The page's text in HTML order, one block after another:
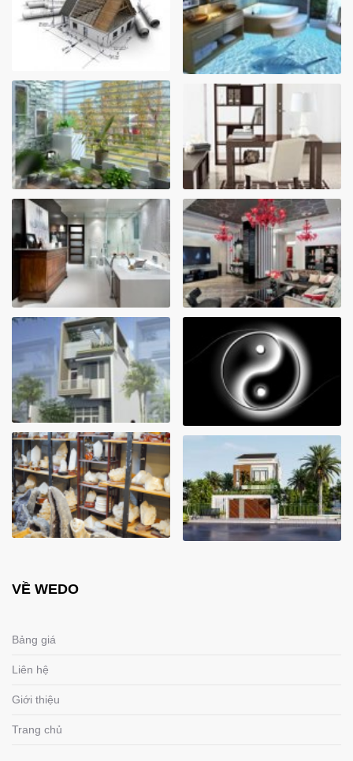
VỀ WEDO
Bảng giá
Liên hệ
Giới thiệu
Trang chủ